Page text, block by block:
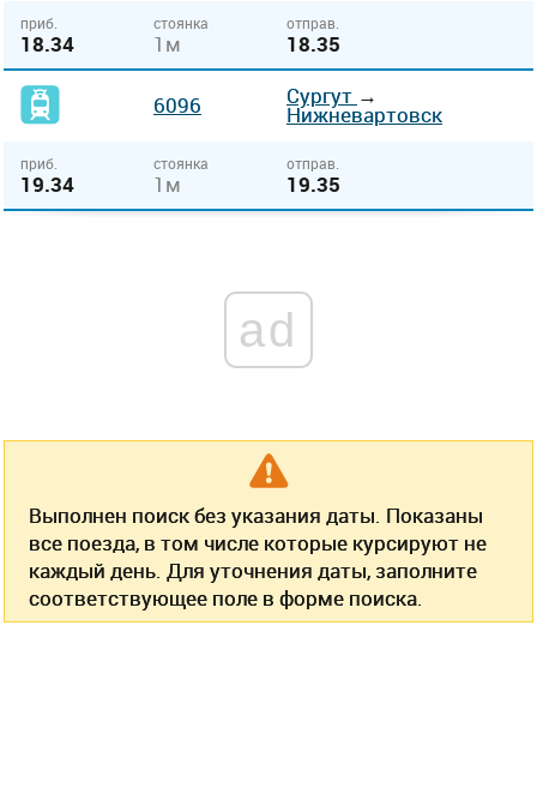
приб.
18.34
стоянка
1м
отправ.
18.35
6096 Сургут →
Нижневартовск
приб.
19.34
стоянка
1м
отправ.
19.35
ad
Выполнен поиск без указания даты. Показаны
все поезда, в том числе которые курсируют не
каждый день. Для уточнения даты, заполните
соответствующее поле в форме поиска.